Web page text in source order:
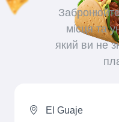
Забронюйте
місця та
який ви не
El Guaje